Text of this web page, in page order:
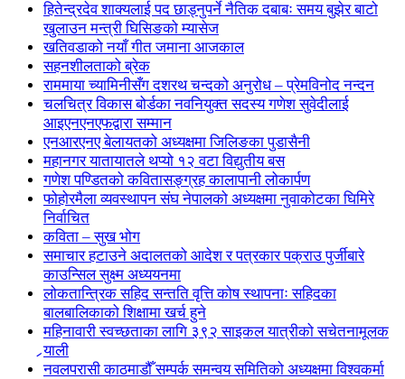
हितेन्द्रदेव शाक्यलाई पद छाड्नुपर्ने नैतिक दबाबः समय बुझेर बाटो
खुलाउन मन्त्री घिसिङको म्यासेज
खतिवडाको नयाँ गीत जमाना आजकाल
सहनशीलताको ब्रेक
राममाया च्यामिनीसँग दशरथ चन्दको अनुरोध – प्रेमविनोद नन्दन
चलचित्र विकास बोर्डका नवनियुक्त सदस्य गणेश सुवेदीलाई
आइएनएनएफद्वारा सम्मान
एनआरएनए बेलायतको अध्यक्षमा जिलिङका पुडासैनी
महानगर यातायातले थप्यो १२ वटा विद्युतीय बस
गणेश पण्डितको कवितासङ्ग्रह कालापानी लोकार्पण
फोहोरमैला व्यवस्थापन संघ नेपालको अध्यक्षमा नुवाकोटका घिमिरे
निर्वाचित
कविता – सुख भोग
समाचार हटाउने अदालतको आदेश र पत्रकार पक्राउ पुर्जीबारे
काउन्सिल सुक्ष्म अध्ययनमा
लोकतान्त्रिक सहिद सन्तति वृत्ति कोष स्थापनाः सहिदका
बालबालिकाको शिक्षामा खर्च हुने
महिनावारी स्वच्छताका लागि ३९२ साइकल यात्रीको सचेतनामूलक
र्‍याली
नवलपरासी काठमाडौँ सम्पर्क समन्वय समितिको अध्यक्षमा विश्वकर्मा